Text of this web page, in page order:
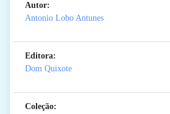
Autor:
Antonio Lobo Antunes
Editora:
Dom Quixote
Coleção: